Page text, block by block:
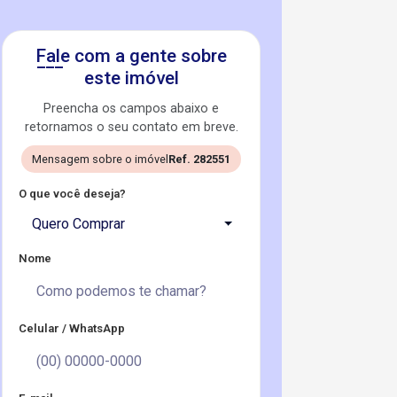
Fale com a gente sobre
este imóvel
Preencha os campos abaixo e
retornamos o seu contato em breve.
Mensagem sobre o imóvel Ref. 282551
O que você deseja?
Quero Comprar
Nome
Celular / WhatsApp